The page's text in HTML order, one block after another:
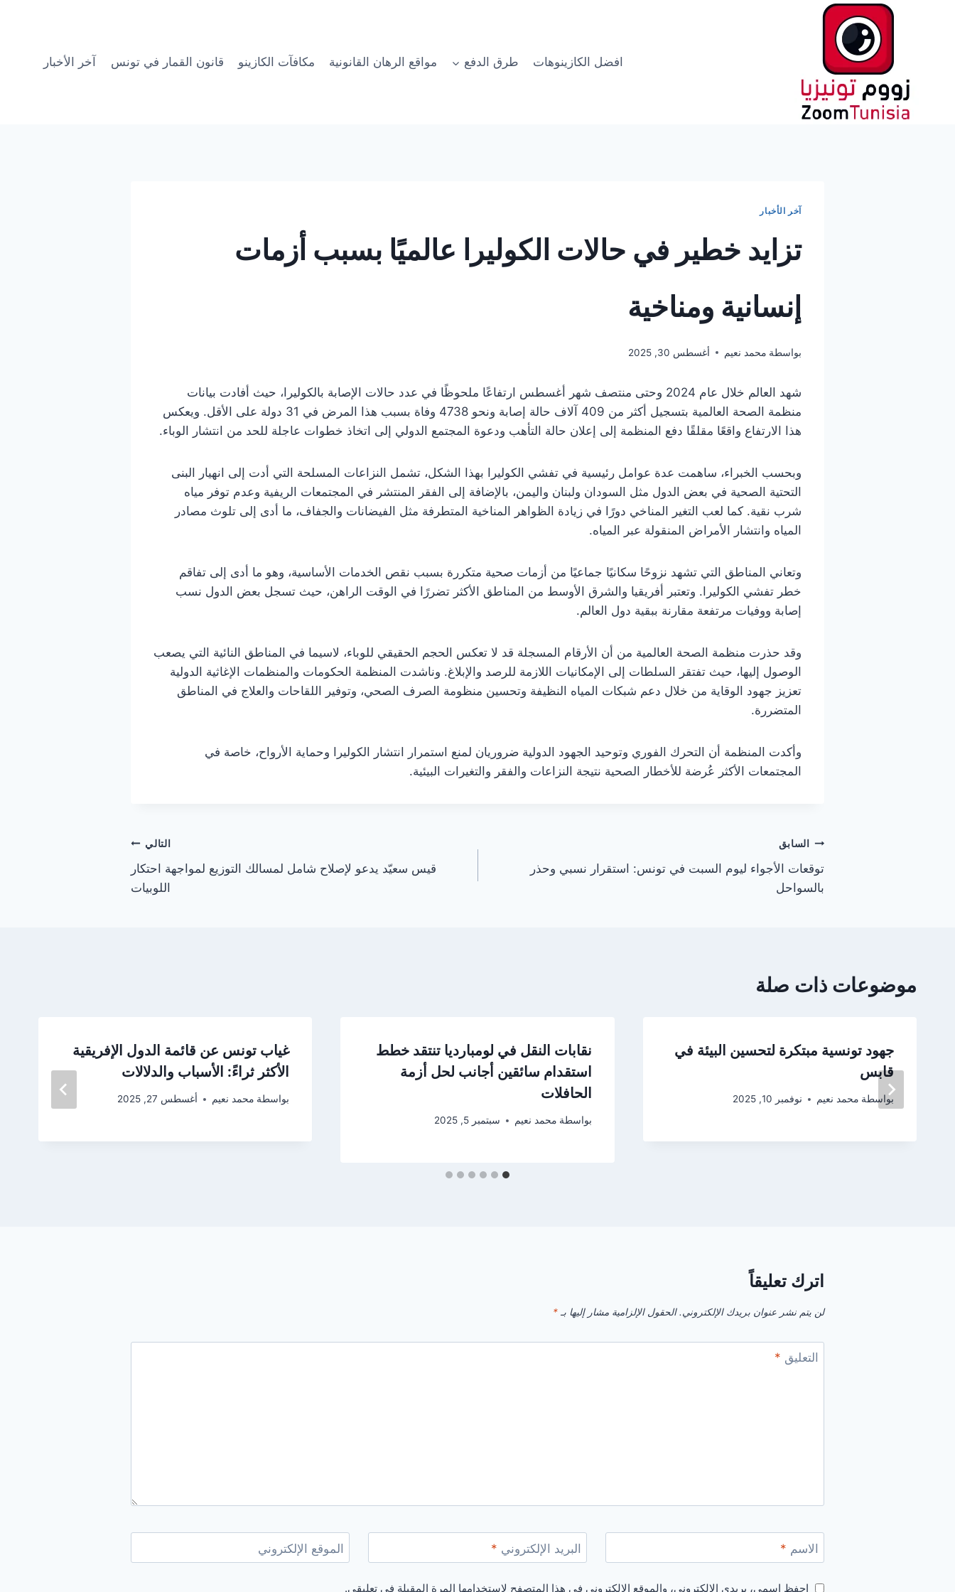
افضل الكازينوهات
طرق الدفع مواقع الرهان القانونية مكافآت الكازينو قانون القمار في تونس آخر الأخبار
آخر الأخبار
تزايد خطير في حالات الكوليرا عالميًا بسبب أزمات
إنسانية ومناخية
بواسطة محمد نعيم أغسطس 30, 2025
شهد العالم خلال عام 2024 وحتى منتصف شهر أغسطس ارتفاعًا ملحوظًا في عدد حالات الإصابة بالكوليرا، حيث أفادت بيانات
منظمة الصحة العالمية بتسجيل أكثر من 409 آلاف حالة إصابة ونحو 4738 وفاة بسبب هذا المرض في 31 دولة على الأقل. ويعكس
هذا الارتفاع واقعًا مقلقًا دفع المنظمة إلى إعلان حالة التأهب ودعوة المجتمع الدولي إلى اتخاذ خطوات عاجلة للحد من انتشار الوباء.
وبحسب الخبراء، ساهمت عدة عوامل رئيسية في تفشي الكوليرا بهذا الشكل، تشمل النزاعات المسلحة التي أدت إلى انهيار البنى
التحتية الصحية في بعض الدول مثل السودان ولبنان واليمن، بالإضافة إلى الفقر المنتشر في المجتمعات الريفية وعدم توفر مياه
شرب نقية. كما لعب التغير المناخي دورًا في زيادة الظواهر المناخية المتطرفة مثل الفيضانات والجفاف، ما أدى إلى تلوث مصادر
المياه وانتشار الأمراض المنقولة عبر المياه.
وتعاني المناطق التي تشهد نزوحًا سكانيًا جماعيًا من أزمات صحية متكررة بسبب نقص الخدمات الأساسية، وهو ما أدى إلى تفاقم
خطر تفشي الكوليرا. وتعتبر أفريقيا والشرق الأوسط من المناطق الأكثر تضررًا في الوقت الراهن، حيث تسجل بعض الدول نسب
إصابة ووفيات مرتفعة مقارنة ببقية دول العالم.
وقد حذرت منظمة الصحة العالمية من أن الأرقام المسجلة قد لا تعكس الحجم الحقيقي للوباء، لاسيما في المناطق النائية التي يصعب
الوصول إليها، حيث تفتقر السلطات إلى الإمكانيات اللازمة للرصد والإبلاغ. وناشدت المنظمة الحكومات والمنظمات الإغاثية الدولية
تعزيز جهود الوقاية من خلال دعم شبكات المياه النظيفة وتحسين منظومة الصرف الصحي، وتوفير اللقاحات والعلاج في المناطق
المتضررة.
وأكدت المنظمة أن التحرك الفوري وتوحيد الجهود الدولية ضروريان لمنع استمرار انتشار الكوليرا وحماية الأرواح، خاصة في
المجتمعات الأكثر عُرضة للأخطار الصحية نتيجة النزاعات والفقر والتغيرات البيئية.
تصفّح
المقالات
السابق
توقعات الأجواء ليوم السبت في تونس: استقرار نسبي وحذر
بالسواحل
التالي
قيس سعيّد يدعو لإصلاح شامل لمسالك التوزيع لمواجهة احتكار
اللوبيات
موضوعات ذات صلة
جهود تونسية مبتكرة لتحسين البيئة في
قابس
بواسطة محمد نعيم نوفمبر 10, 2025
نقابات النقل في لومبارديا تنتقد خطط
استقدام سائقين أجانب لحل أزمة
الحافلات
بواسطة محمد نعيم سبتمبر 5, 2025
غياب تونس عن قائمة الدول الإفريقية
الأكثر ثراءً: الأسباب والدلالات
بواسطة محمد نعيم أغسطس 27, 2025
اترك تعليقاً
لن يتم نشر عنوان بريدك الإلكتروني. الحقول الإلزامية مشار إليها بـ *
التعليق *
الاسم * البريد الإلكتروني * الموقع الإلكتروني
احفظ اسمي، بريدي الإلكتروني، والموقع الإلكتروني في هذا المتصفح لاستخدامها المرة المقبلة في تعليقي.